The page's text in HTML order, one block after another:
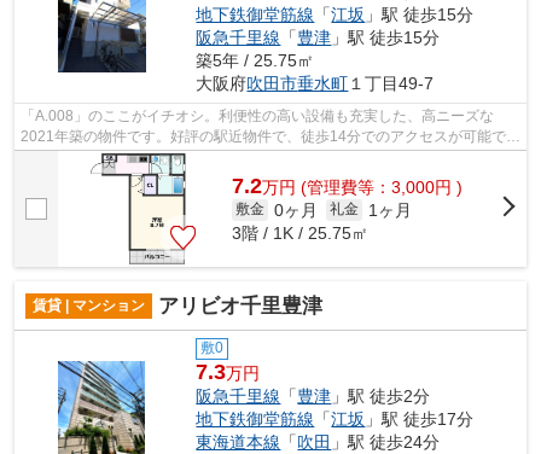
地下鉄御堂筋線 「江坂 」駅 徒歩15分
阪急千里線 「豊津 」駅 徒歩15分
築5年 / 25.75㎡
大阪府吹田市垂水町１丁目49-7
「A.008」のここがイチオシ。利便性の高い設備も充実した、高ニーズな
2021年築の物件です。好評の駅近物件で、徒歩14分でのアクセスが可能で
す。2駅利用可能な物件なので、交通経路を...
7.2万円 (管理費等：3,000円 )
敷金 0ヶ月 礼金
1ヶ月
3階 / 1K / 25.75㎡
賃貸 | マンション アリビオ千里豊津
敷0
7.3万円
阪急千里線 「豊津 」駅 徒歩2分
地下鉄御堂筋線 「江坂 」駅 徒歩17分
東海道本線 「吹田 」駅 徒歩24分